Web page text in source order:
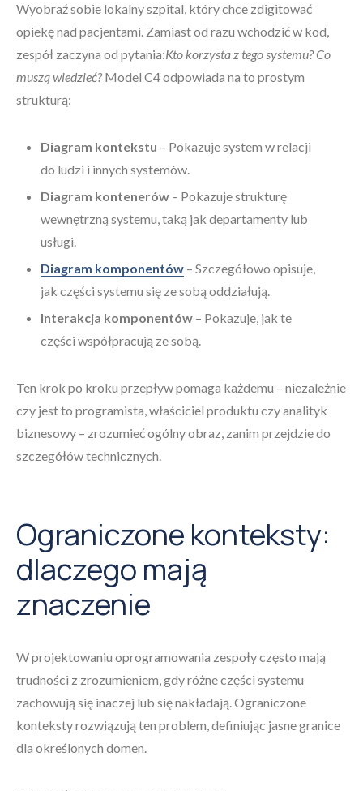
Wyobraź sobie lokalny szpital, który chce zdigitować
opiekę nad pacjentami. Zamiast od razu wchodzić w kod,
zespół zaczyna od pytania:Kto korzysta z tego systemu? Co
muszą wiedzieć?Model C4 odpowiada na to prostym
strukturą:
Diagram kontekstu – Pokazuje system w relacji
do ludzi i innych systemów.
Diagram kontenerów – Pokazuje strukturę
wewnętrzną systemu, taką jak departamenty lub
usługi.
Diagram komponentów – Szczegółowo opisuje,
jak części systemu się ze sobą oddziałują.
Interakcja komponentów – Pokazuje, jak te
części współpracują ze sobą.
Ten krok po kroku przepływ pomaga każdemu – niezależnie
czy jest to programista, właściciel produktu czy analityk
biznesowy – zrozumieć ogólny obraz, zanim przejdzie do
szczegółów technicznych.
Ograniczone konteksty:
dlaczego mają
znaczenie
W projektowaniu oprogramowania zespoły często mają
trudności z zrozumieniem, gdy różne części systemu
zachowują się inaczej lub się nakładają. Ograniczone
konteksty rozwiązują ten problem, definiując jasne granice
dla określonych domen.